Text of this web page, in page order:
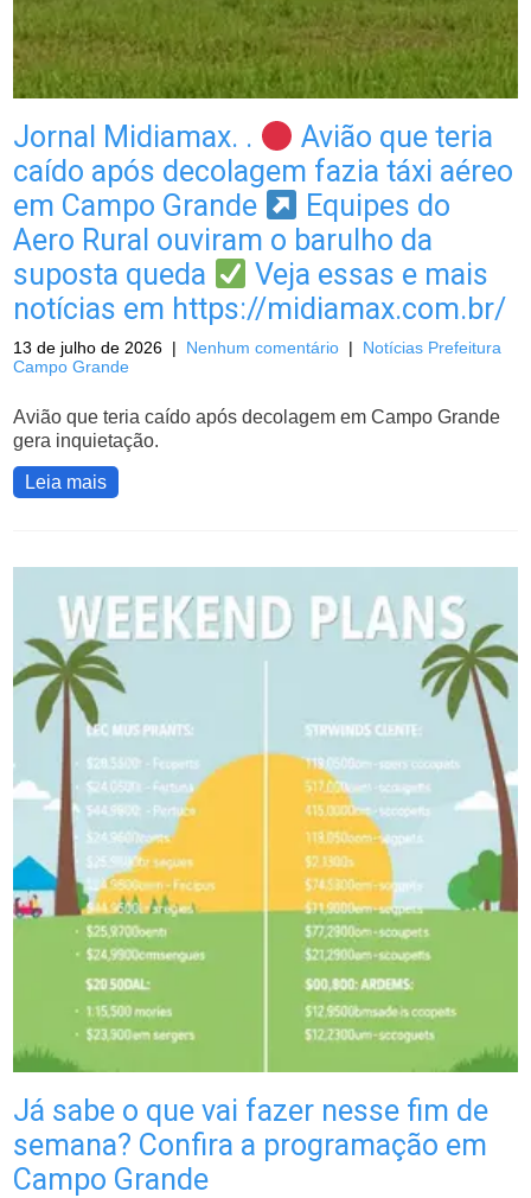
Jornal Midiamax. .
Avião que teria
caído após decolagem fazia táxi aéreo
em Campo Grande
Equipes do
Aero Rural ouviram o barulho da
suposta queda
Veja essas e mais
notícias em https://midiamax.com.br/
13 de julho de 2026 | Nenhum comentário | Notícias Prefeitura
Campo Grande
Avião que teria caído após decolagem em Campo Grande
gera inquietação.
Leia mais
Já sabe o que vai fazer nesse fim de
semana? Confira a programação em
Campo Grande